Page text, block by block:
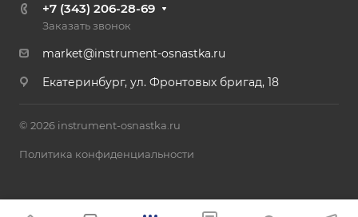
+7 (343) 206-28-69
Заказать звонок
market@instrument-osnastka.ru
Екатеринбург, ул. Фронтовых бригад, 18
© 2026 instrument-osnastka.ru
Политика конфиденциальности